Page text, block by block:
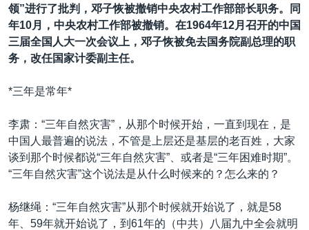
领”进行了批判，邓子恢被撤销中央农村工作部部长职务。同
年10月，中央农村工作部被撤销。在1964年12月召开的中国
三届全国人大一次会议上，邓子恢被免去国务院副总理的职
务，改任国家计委副主任。
*三年是常年*
李肃：“三年自然灾害”，从那个时候开始，一直到现在，是
中国人最普遍的说法，不管是上层还是基层的老百姓，大家
谈到那个时候都说“三年自然灾害”、或者是“三年困难时期”。
“三年自然灾害”这个说法是从什么时候来的？怎么来的？
杨继绳：“三年自然灾害”从那个时候就开始说了，就是58
年、59年就开始说了，到61年的（中共）八届九中全会就明